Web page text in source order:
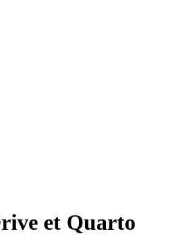
et Quarto